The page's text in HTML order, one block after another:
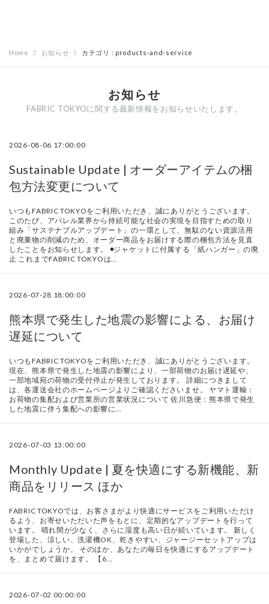
Home お知らせ カテゴリ : products-and-service
お知らせ
FABRIC TOKYOに関する最新情報をお知らせいたします。
2026-08-06 17:00:00
Sustainable Update | オーダーアイテムの梱
包方法変更について
いつもFABRIC TOKYOをご利用いただき、誠にありがとうございます。
このたび、アパレル業界から持続可能な社会の実現を目指すための取り
組み「サステナブルアップデート」の一環として、無駄のない資源活用
と廃棄物の削減のため、オーダー商品をお届けする際の梱包方法を見直
したことをお知らせします。 ◾️ジャケットに付属する「紙ハンガー」の廃
止 これまでFABRIC TOKYOは…
2026-07-28 18:00:00
熊本県で発生した地震の影響による、お届け
遅延について
いつもFABRIC TOKYOをご利用いただき、誠にありがとうございます。
現在、熊本県で発生した地震の影響により、一部荷物のお届け遅延や、
一部地域宛の荷物の受付停止が発生しております。 詳細につきまして
は、各運送会社のホームページよりご確認くださいませ。 ヤマト運輸：
お荷物の集配および営業所の営業状況について 佐川急便：熊本県で発生
した地震に伴う集配への影響に…
2026-07-03 13:00:00
Monthly Update | 夏を快適にする新機能、新
商品をリリース ほか
FABRIC TOKYOでは、お客さまがより快適にサービスをご利用いただけ
るよう、お寄せいただいた声をもとに、定期的なアップデートを行って
います。 晴れ間が少なく、さらに湿度も高い日が続いています。 新しく
登場した、涼しい、洗濯機OK、乾きやすい、ジャージーセットアップは
いかがでしょうか。 そのほか、あなたの毎日を快適にするアップデート
を、まとめて届けます。 【6…
2026-07-02 00:00:00